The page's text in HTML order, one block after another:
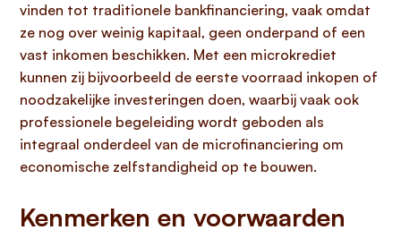
vinden tot traditionele bankfinanciering, vaak omdat
ze nog over weinig kapitaal, geen onderpand of een
vast inkomen beschikken. Met een microkrediet
kunnen zij bijvoorbeeld de eerste voorraad inkopen of
noodzakelijke investeringen doen, waarbij vaak ook
professionele begeleiding wordt geboden als
integraal onderdeel van de microfinanciering om
economische zelfstandigheid op te bouwen.
Kenmerken en voorwaarden